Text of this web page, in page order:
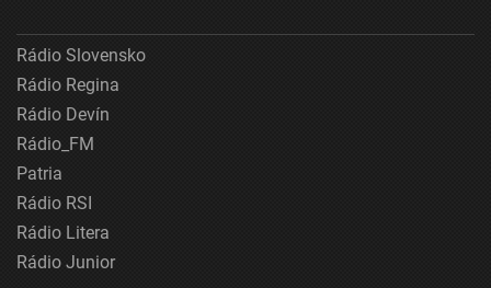
Rádio Slovensko
Rádio Regina
Rádio Devín
Rádio_FM
Patria
Rádio RSI
Rádio Litera
Rádio Junior